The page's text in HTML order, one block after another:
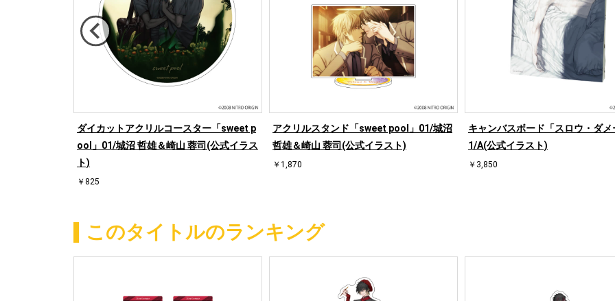
ダイカットアクリルコースター「sweet p
ool」01/城沼 哲雄＆崎山 蓉司(公式イラス
ト)
￥825
アクリルスタンド「sweet pool」01/城沼
哲雄＆崎山 蓉司(公式イラスト)
￥1,870
キャンバスボード「スロウ・ダメ
1/A(公式イラスト)
￥3,850
このタイトルのランキング